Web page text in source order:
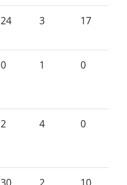
24 3 17
0 1 0
2 4 0